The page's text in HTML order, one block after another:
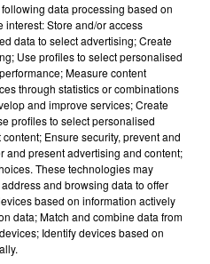
s’essaye à la vie de chatelain
nouveau clip
sort enfin le remix de « Love
» avec Kylie Minogue
B dévoilent le single le plus
data processing based on
Store and/or access
data to select advertising; Create
Use profiles to select personalised
Measure content
through statistics or combinations
and improve services; Create
profiles to select personalised
Ensure security, prevent and
and present advertising and content;
These technologies may
and browsing data to offer
based on information actively
data; Match and combine data from
Identify devices based on